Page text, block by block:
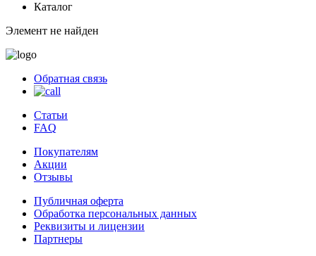
Каталог
Элемент не найден
Обратная связь
Статьи
FAQ
Покупателям
Акции
Отзывы
Публичная оферта
Обработка персональных данных
Реквизиты и лицензии
Партнеры